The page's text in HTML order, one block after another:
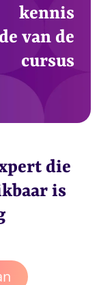
kennis
van de
cursus
die
is